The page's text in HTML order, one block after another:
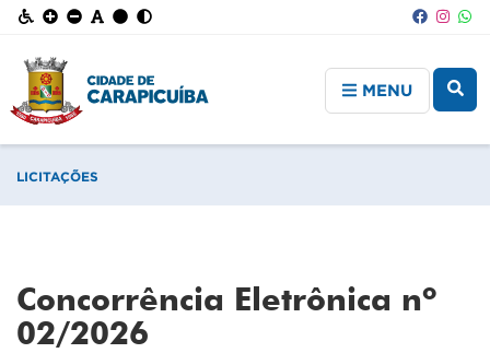
MENU
LICITAÇÕES
Concorrência Eletrônica nº
02/2026